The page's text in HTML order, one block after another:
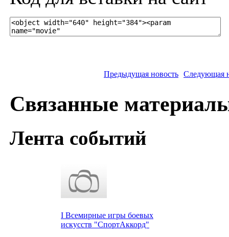
Предыдущая новость Следующая
Связанные
Лента событий
I Всемирные игры боевых
искусств "СпортАккорд"